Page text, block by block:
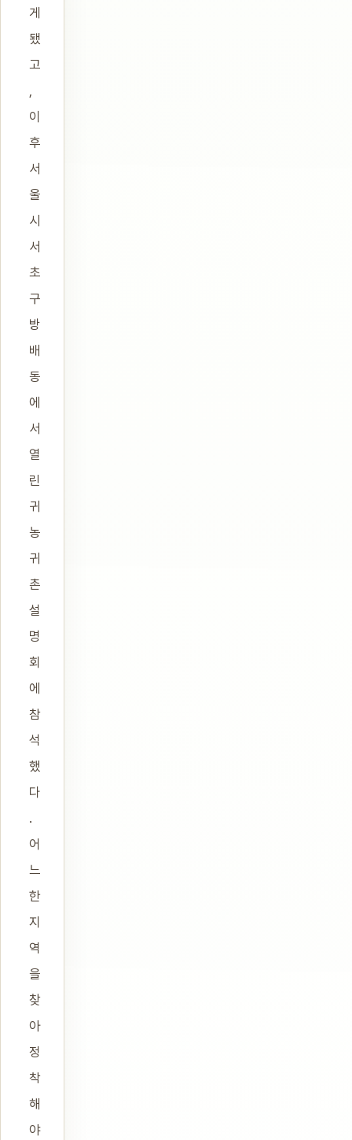
게
됐
고
,
이
후
서
울
시
서
초
구
방
배
동
에
서
열
린
귀
농
귀
촌
설
명
회
에
참
석
했
다
.
어
느
한
지
역
을
찾
아
정
착
해
야